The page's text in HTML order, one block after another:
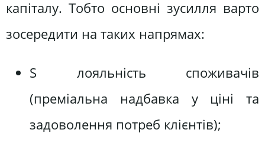
капіталу. Тобто основні зусилля варто
зосередити на таких напрямах:
S лояльність споживачів
(преміальна надбавка у ціні та
задоволення потреб клієнтів);